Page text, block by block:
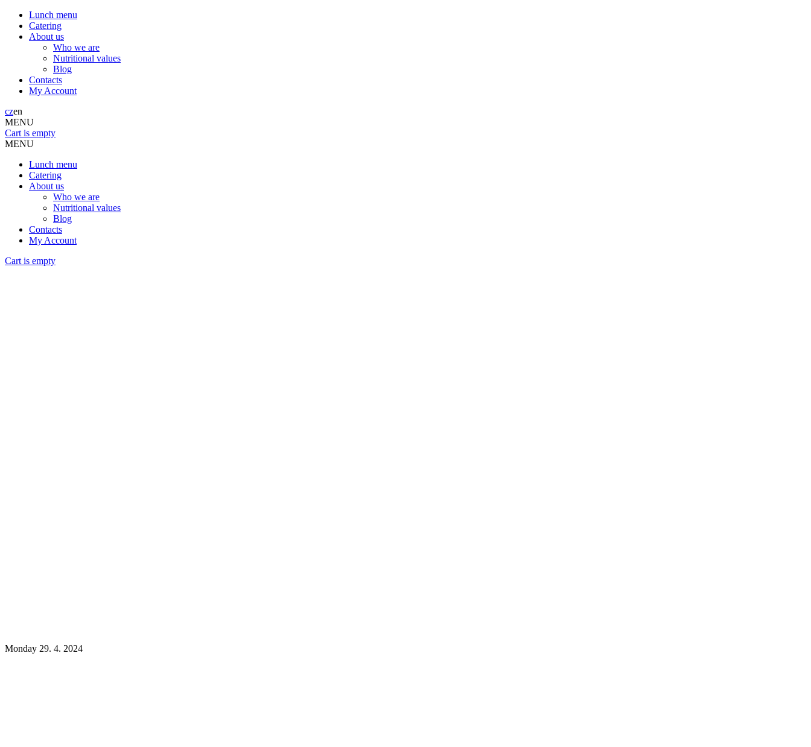
Lunch menu
Catering
About us
Who we are
Nutritional values
Blog
Contacts
My Account
czen
MENU
Cart is empty
MENU
Lunch menu
Catering
About us
Who we are
Nutritional values
Blog
Contacts
My Account
Cart is empty
Monday 29. 4. 2024